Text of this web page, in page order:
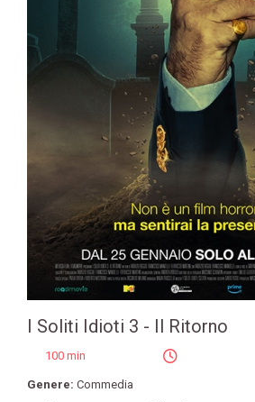
I Soliti Idioti 3 - Il Ritorno
100 min
Genere: Commedia